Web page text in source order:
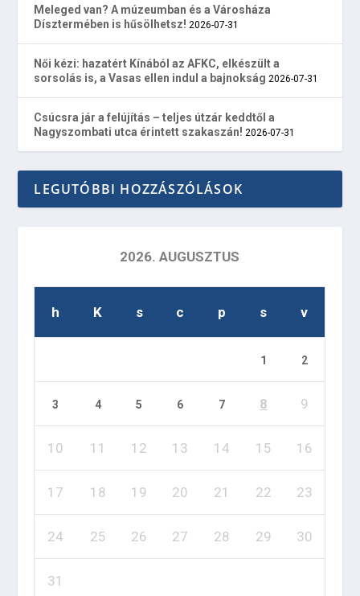
Meleged van? A múzeumban és a Városháza
Dísztermében is hűsölhetsz! 2026-07-31
Női kézi: hazatért Kínából az AFKC, elkészült a
sorsolás is, a Vasas ellen indul a bajnokság 2026-07-31
Csúcsra jár a felújítás – teljes útzár keddtől a
Nagyszombati utca érintett szakaszán! 2026-07-31
LEGUTÓBBI HOZZÁSZÓLÁSOK
2026. AUGUSZTUS
h K s c p s v
1 2
3 4 5 6 7 8 9
10 11 12 13 14 15 16
17 18 19 20 21 22 23
24 25 26 27 28 29 30
31